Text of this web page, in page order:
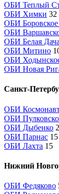
ОБИ Теплый
ОБИ Химки 32
ОБИ
ОБИ
ОБИ Белая Дача
ОБИ Митино
ОБИ
ОБИ Новая
Санкт-
ОБИ
ОБИ
ОБИ Дыбенко
ОБИ Парнас 15
ОБИ Лахта 15
Нижний
ОБИ Федяково